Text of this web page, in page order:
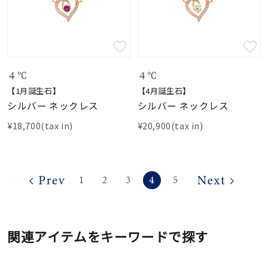
４℃
【1月誕生石】
シルバー ネックレス
¥18,700(tax in)
４℃
【4月誕生石】
シルバー ネックレス
¥20,900(tax in)
1 2 3 4 5
関連アイテムをキーワードで探す